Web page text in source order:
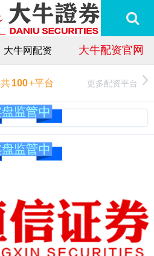
大牛网配资 大牛配资官网
共100+平台 更多配资平台